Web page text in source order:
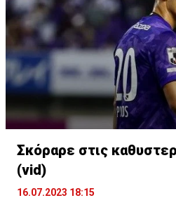
Σκόραρε στις
(vid)
16.07.2023 18:15